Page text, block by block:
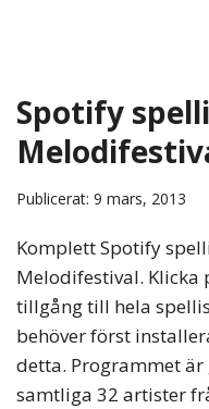
Spotify
Publicerat: 9 mars, 2013
Komplett Spotify
Melodifestival. Klicka
tillgång till hela
behöver först
detta. Programmet
samtliga 32 artister